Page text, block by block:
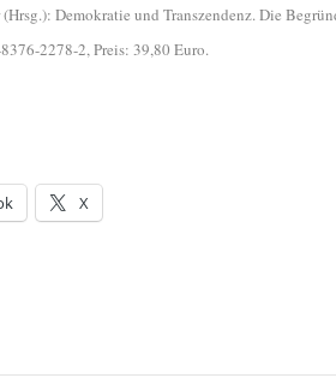
(Hrsg.): Demokratie und Transzendenz. Die
2278-2, Preis: 39,80 Euro.
X